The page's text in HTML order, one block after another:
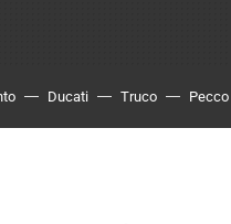
Ducati Truco